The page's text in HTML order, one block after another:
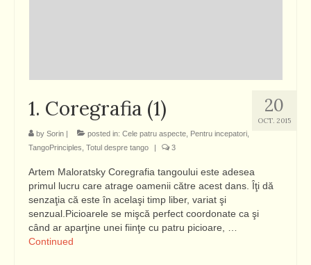
20
OCT. 2015
1. Coregrafia (1)
by Sorin posted in: Cele patru aspecte Pentru incepatori
TangoPrinciples Totul despre tango 3
Artem Maloratsky Coregrafia tangoului este adesea
primul lucru care atrage oamenii către acest dans. Îţi dă
senzaţia că este în acelaşi timp liber, variat şi
senzual.Picioarele se mişcă perfect coordonate ca şi
când ar aparţine unei fiinţe cu patru picioare, …
Continued